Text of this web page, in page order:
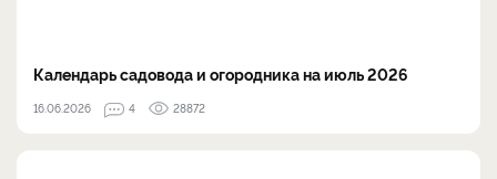
Календарь садовода и огородника на июль 2026
16.06.2026 4 28872